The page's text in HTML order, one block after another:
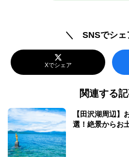
＼ SNSでシ
Xでシェア
関連する
【田沢湖周辺】
選！絶景からお